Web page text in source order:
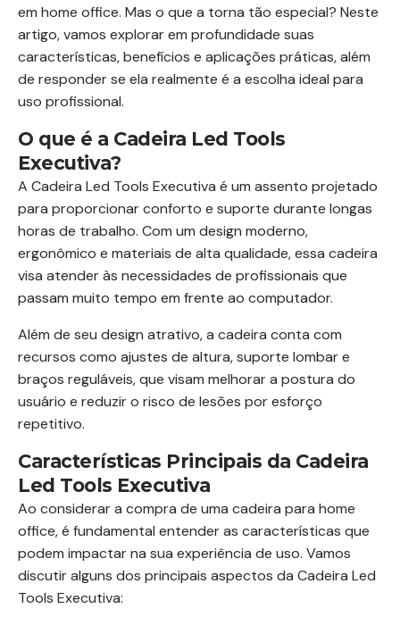
em home office. Mas o que a torna tão especial? Neste
artigo, vamos explorar em profundidade suas
características, benefícios e aplicações práticas, além
de responder se ela realmente é a escolha ideal para
uso profissional.
O que é a Cadeira Led Tools
Executiva?
A Cadeira Led Tools Executiva é um assento projetado
para proporcionar conforto e suporte durante longas
horas de trabalho. Com um design moderno,
ergonômico e materiais de alta qualidade, essa cadeira
visa atender às necessidades de profissionais que
passam muito tempo em frente ao computador.
Além de seu design atrativo, a cadeira conta com
recursos como ajustes de altura, suporte lombar e
braços reguláveis, que visam melhorar a postura do
usuário e reduzir o risco de lesões por esforço
repetitivo.
Características Principais da Cadeira
Led Tools Executiva
Ao considerar a compra de uma cadeira para home
office, é fundamental entender as características que
podem impactar na sua experiência de uso. Vamos
discutir alguns dos principais aspectos da Cadeira Led
Tools Executiva: